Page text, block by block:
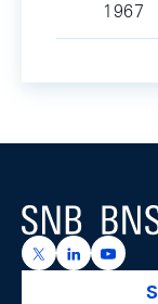
1967
Logo
https://x.com/
https://